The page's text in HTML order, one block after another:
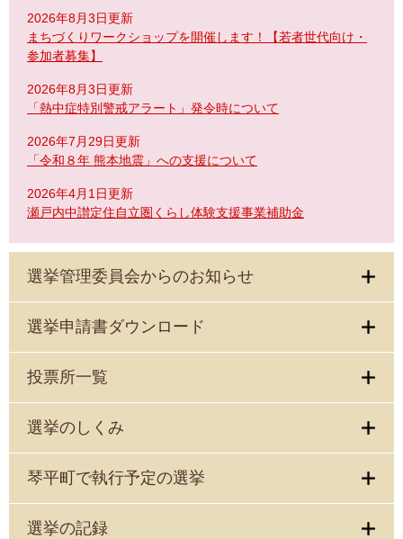
2026年8月3日更新
まちづくりワークショップを開催します！【若者世代向け・
参加者募集】
2026年8月3日更新
「熱中症特別警戒アラート」発令時について
2026年7月29日更新
「令和８年 熊本地震」への支援について
2026年4月1日更新
瀬戸内中讃定住自立圏くらし体験支援事業補助金
選挙管理委員会からのお知らせ
選挙申請書ダウンロード
投票所一覧
選挙のしくみ
琴平町で執行予定の選挙
選挙の記録